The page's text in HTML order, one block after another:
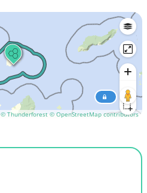
© Thunderforest © OpenStreetMap contributors